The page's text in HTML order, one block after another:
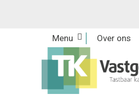
Menu Over ons